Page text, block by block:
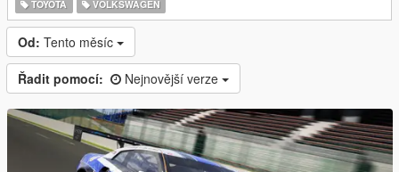
TOYOTA
VOLKSWAGEN
Od: Tento měsíc
Řadit pomocí: Nejnovější verze